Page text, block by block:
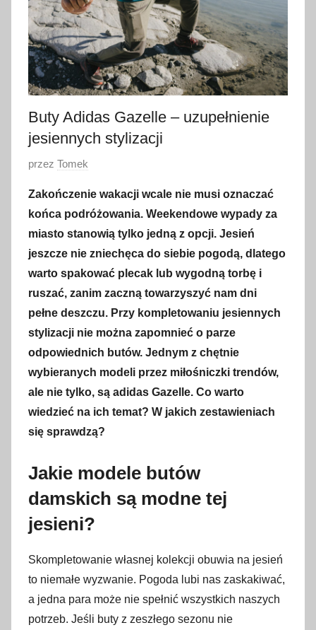
Buty Adidas Gazelle – uzupełnienie
jesiennych stylizacji
O
u
b
l
i
k
o
w
a
n
r
e
ś
i
0
2
3
przez Tomek
Zakończenie wakacji wcale nie musi oznaczać
końca podróżowania. Weekendowe wypady za
miasto stanowią tylko jedną z opcji. Jesień
jeszcze nie zniechęca do siebie pogodą, dlatego
warto spakować plecak lub wygodną torbę i
ruszać, zanim zaczną towarzyszyć nam dni
pełne deszczu. Przy kompletowaniu jesiennych
stylizacji nie można zapomnieć o parze
odpowiednich butów. Jednym z chętnie
wybieranych modeli przez miłośniczki trendów,
ale nie tylko, są adidas Gazelle. Co warto
wiedzieć na ich temat? W jakich zestawieniach
się sprawdzą?
Jakie modele butów
damskich są modne tej
jesieni?
Skompletowanie własnej kolekcji obuwia na jesień
to niemałe wyzwanie. Pogoda lubi nas zaskakiwać,
a jedna para może nie spełnić wszystkich naszych
potrzeb. Jeśli buty z zeszłego sezonu nie